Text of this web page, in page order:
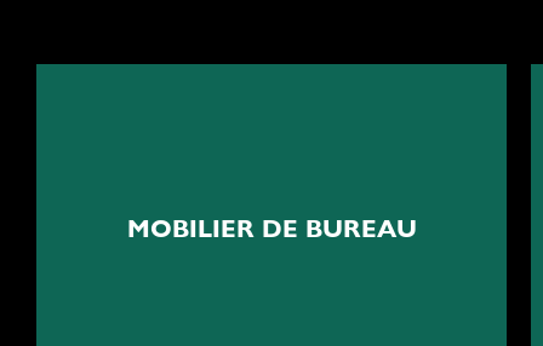
MOBILIER DE BUREAU